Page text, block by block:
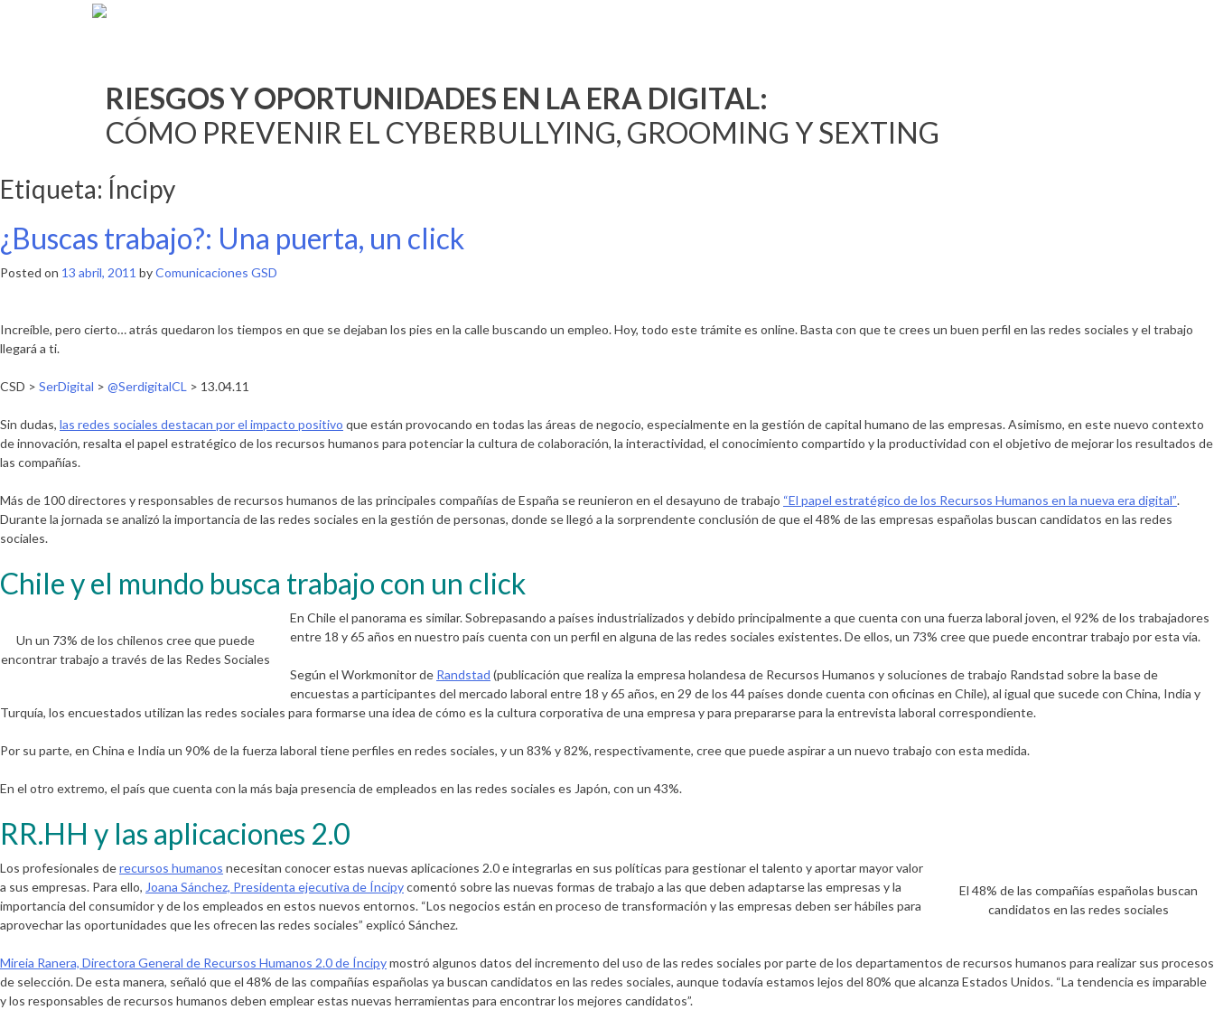
RIESGOS Y OPORTUNIDADES EN LA ERA DIGITAL:
CÓMO PREVENIR EL CYBERBULLYING, GROOMING Y SEXTING
Etiqueta: Íncipy
¿Buscas trabajo?: Una puerta, un click
Posted on 13 abril, 2011 byComunicaciones GSD
Increíble, pero cierto… atrás quedaron los tiempos en que se dejaban los pies en la calle buscando un empleo. Hoy, todo este trámite es online. Basta con que te crees un buen perfil en las redes sociales y el trabajo
llegará a ti.
CSD > SerDigital > @SerdigitalCL > 13.04.11
Sin dudas, las redes sociales destacan por el impacto positivo que están provocando en todas las áreas de negocio, especialmente en la gestión de capital humano de las empresas. Asimismo, en este nuevo contexto
de innovación, resalta el papel estratégico de los recursos humanos para potenciar la cultura de colaboración, la interactividad, el conocimiento compartido y la productividad con el objetivo de mejorar los resultados de
las compañías.
Más de 100 directores y responsables de recursos humanos de las principales compañías de España se reunieron en el desayuno de trabajo “El papel estratégico de los Recursos Humanos en la nueva era digital”.
Durante la jornada se analizó la importancia de las redes sociales en la gestión de personas, donde se llegó a la sorprendente conclusión de que el 48% de las empresas españolas buscan candidatos en las redes
sociales.
Chile y el mundo busca trabajo con un click
Un un 73% de los chilenos cree que puede
encontrar trabajo a través de las Redes Sociales
En Chile el panorama es similar. Sobrepasando a países industrializados y debido principalmente a que cuenta con una fuerza laboral joven, el 92% de los trabajadores
entre 18 y 65 años en nuestro país cuenta con un perfil en alguna de las redes sociales existentes. De ellos, un 73% cree que puede encontrar trabajo por esta vía.
Según el Workmonitor de Randstad (publicación que realiza la empresa holandesa de Recursos Humanos y soluciones de trabajo Randstad sobre la base de
encuestas a participantes del mercado laboral entre 18 y 65 años, en 29 de los 44 países donde cuenta con oficinas en Chile), al igual que sucede con China, India y
Turquía, los encuestados utilizan las redes sociales para formarse una idea de cómo es la cultura corporativa de una empresa y para prepararse para la entrevista laboral correspondiente.
Por su parte, en China e India un 90% de la fuerza laboral tiene perfiles en redes sociales, y un 83% y 82%, respectivamente, cree que puede aspirar a un nuevo trabajo con esta medida.
En el otro extremo, el país que cuenta con la más baja presencia de empleados en las redes sociales es Japón, con un 43%.
RR.HH y las aplicaciones 2.0
El 48% de las compañías españolas buscan
candidatos en las redes sociales
Los profesionales derecursos humanos necesitan conocer estas nuevas aplicaciones 2.0 e integrarlas en sus políticas para gestionar el talento y aportar mayor valor
a sus empresas. Para ello, Joana Sánchez, Presidenta ejecutiva de Íncipycomentó sobre las nuevas formas de trabajo a las que deben adaptarse las empresas y la
importancia del consumidor y de los empleados en estos nuevos entornos. “Los negocios están en proceso de transformación y las empresas deben ser hábiles para
aprovechar las oportunidades que les ofrecen las redes sociales” explicó Sánchez.
Mireia Ranera, Directora General de Recursos Humanos 2.0 de Íncipymostró algunos datos del incremento del uso de las redes sociales por parte de los departamentos de recursos humanos para realizar sus procesos
de selección. De esta manera, señaló que el 48% de las compañías españolas ya buscan candidatos en las redes sociales, aunque todavía estamos lejos del 80% que alcanza Estados Unidos. “La tendencia es imparable
y los responsables de recursos humanos deben emplear estas nuevas herramientas para encontrar los mejores candidatos”.